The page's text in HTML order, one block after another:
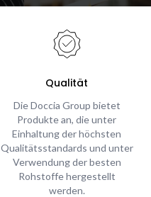
Qualität
Die Doccia Group bietet
Produkte an, die unter
Einhaltung der höchsten
Qualitätsstandards und unter
Verwendung der besten
Rohstoffe hergestellt
werden.